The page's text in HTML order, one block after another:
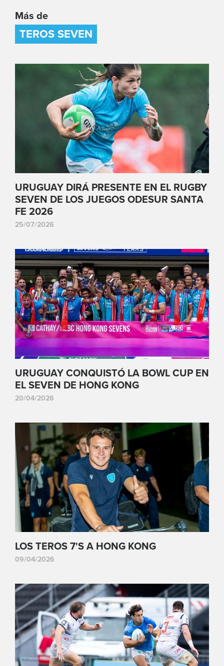
Más de
TEROS SEVEN
URUGUAY DIRÁ PRESENTE EN EL RUGBY
SEVEN DE LOS JUEGOS ODESUR SANTA
FE 2026
25/07/2026
URUGUAY CONQUISTÓ LA BOWL CUP EN
EL SEVEN DE HONG KONG
20/04/2026
LOS TEROS 7'S A HONG KONG
09/04/2026